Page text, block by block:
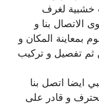
خشبية لغرف
الاتصال بنا و
المكان و
ثم تفصيل و تركيب
ايضا اتصل بنا
و قادر على